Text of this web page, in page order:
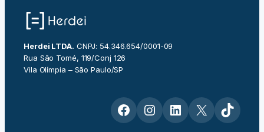
Herdei LTDA. CNPJ: 54.346.654/0001-09
Rua São Tomé, 119/Conj 126
Vila Olímpia – São Paulo/SP
Facebook Instagram LinkedIn X TikTok